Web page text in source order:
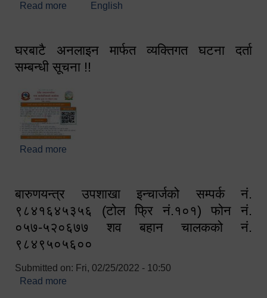
Read more about स्वागतम!!!
English
घरबाटै अनलाइन मार्फत व्यक्तिगत घटना दर्ता
सम्बन्धी सूचना !!
Read more
बारुणयन्त्र उपशाखा इन्चार्जको सम्पर्क नं.
९८४१६४५३५६ (टोल फ्रि नं.१०१) फोन नं.
०५७-५२०६७७ शव बहान चालकको नं.
९८४९५०५६००
Submitted on: Fri, 02/25/2022 - 10:50
Read more